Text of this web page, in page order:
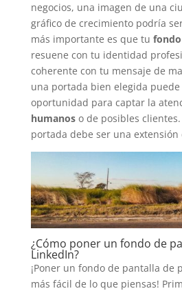
negocios, una imagen de una
gráfico de crecimiento podría
más importante es que tu
resuene con tu identidad
coherente con tu mensaje de
una portada bien elegida
oportunidad para captar la
humanoso de posibles
portada debe ser una
¿Cómo poner un fondo de
LinkedIn?
¡Poner un fondo de pantalla de
más fácil de lo que piensas!